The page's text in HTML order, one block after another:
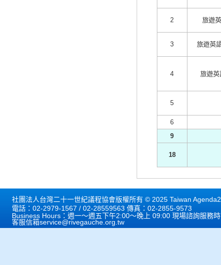
2 旅遊
3 旅遊英
4 旅遊
5
6
9
18
社團法人台灣二十一世紀議程協會版權所有 © 2025 Taiwan
電話：02-2979-1567 / 02-28559563 傳真：02-2855-9573
Business Hours：週一～週五下午2:00～晚上 09:00 現場諮詢服務
客服信箱service@rivegauche.org.tw